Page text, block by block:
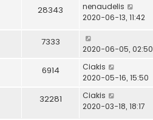
28343
nenaudelis
2020-06-13, 11:42
7333
2020-06-05, 02:50
6914
Ciakis
2020-05-16, 15:50
32281
Ciakis
2020-03-18, 18:17